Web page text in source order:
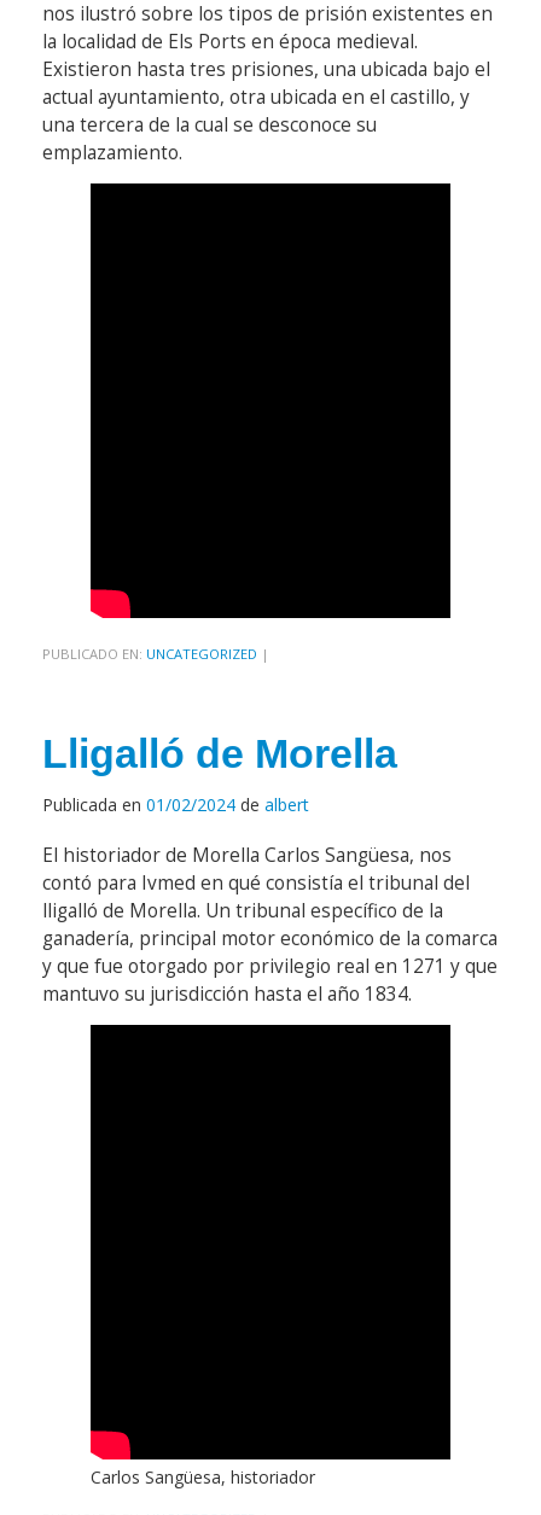
nos ilustró sobre los tipos de prisión existentes en
la localidad de Els Ports en época medieval.
Existieron hasta tres prisiones, una ubicada bajo el
actual ayuntamiento, otra ubicada en el castillo, y
una tercera de la cual se desconoce su
emplazamiento.
PUBLICADO EN: UNCATEGORIZED |
Lligalló de Morella
Publicada en 01/02/2024 de albert
El historiador de Morella Carlos Sangüesa, nos
contó para Ivmed en qué consistía el tribunal del
lligalló de Morella. Un tribunal específico de la
ganadería, principal motor económico de la comarca
y que fue otorgado por privilegio real en 1271 y que
mantuvo su jurisdicción hasta el año 1834.
Carlos Sangüesa, historiador